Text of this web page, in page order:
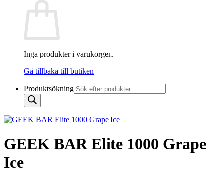
Inga produkter i varukorgen.
Gå tillbaka till butiken
Produktsökning
GEEK BAR Elite 1000 Grape
Ice